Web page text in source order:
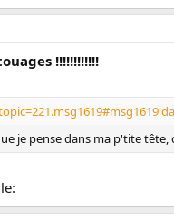
!!!!!!!!!!!!
je pense dans ma p'tite